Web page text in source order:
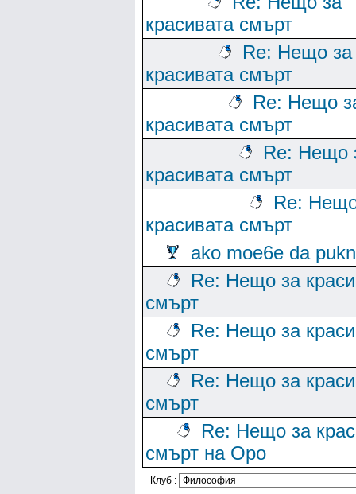
красивата смърт
Re: Нещо за
красивата смърт
Re: Нещо
красивата смърт
Re: Нещо
красивата смърт
Re:
красивата смърт
ako moe6e da
Re: Нещо за
смърт
Re: Нещо за
смърт
Re: Нещо за
смърт
Re: Нещо за
смърт на Оро
Клуб :